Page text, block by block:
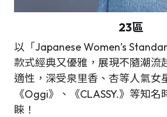
23區
以「Japanese Women’s
款式經典又優雅，展現不隨潮流
適性，深受泉里香、杏等人氣女
《Oggi》、《CLASSY.》等知
睞！